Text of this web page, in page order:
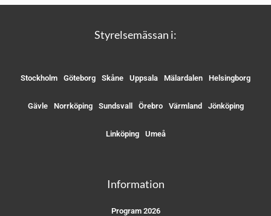
Styrelsemässan i:
Stockholm Göteborg Skåne Uppsala Mälardalen Helsingborg
Gävle Norrköping Sundsvall Örebro Värmland Jönköping
Linköping Umeå
Information
Program 2026